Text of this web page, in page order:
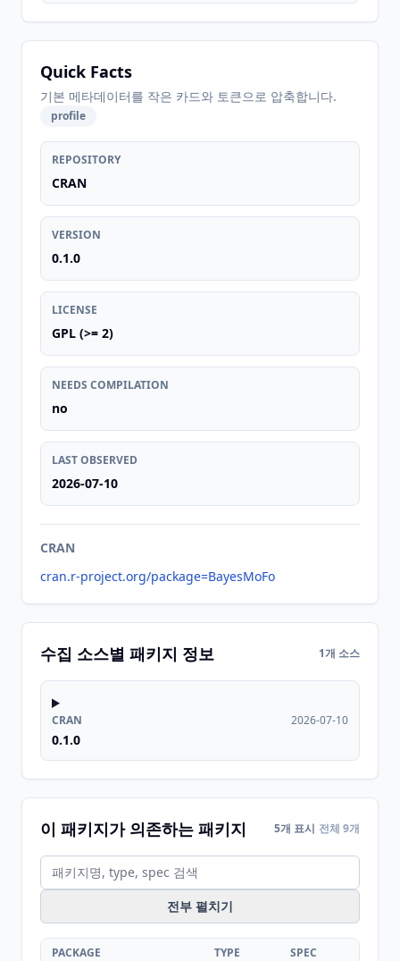
Quick Facts
기본 메타데이터를 작은 카드와 토큰으로 압축합니다.
profile
REPOSITORY
CRAN
VERSION
0.1.0
LICENSE
GPL (>= 2)
NEEDS COMPILATION
no
LAST OBSERVED
2026-07-10
CRAN
cran.r-project.org/package=BayesMoFo
수집 소스별 패키지 정보 1개 소스
CRAN
0.1.0
2026-07-10
이 패키지가 의존하는 패키지 5개 표시 전체 9개
전부 펼치기
PACKAGE TYPE SPEC